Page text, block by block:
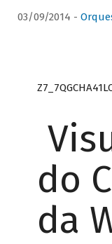
03/09/2014 -
do
da